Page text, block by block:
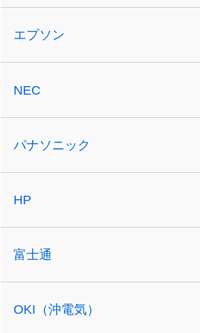
エプソン
NEC
パナソニック
HP
富士通
OKI（沖電気）